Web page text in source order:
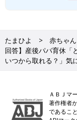
たまひよ 赤ちゃ
回答】産後パパ育休「
いつから取れる？」気
ＡＢＪマ
著作権者
であるこ